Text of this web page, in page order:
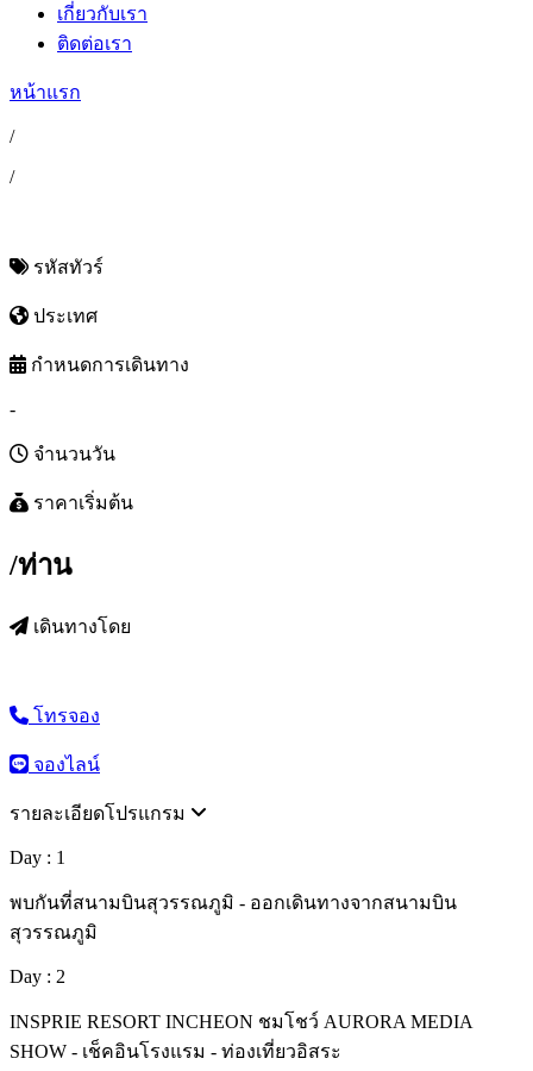
เกี่ยวกับเรา
ติดต่อเรา
หน้าแรก
/
/
รหัสทัวร์
ประเทศ
กำหนดการเดินทาง
-
จำนวนวัน
ราคาเริ่มต้น
/ท่าน
เดินทางโดย
โทรจอง
จองไลน์
รายละเอียดโปรแกรม
Day : 1
พบกันที่สนามบินสุวรรณภูมิ - ออกเดินทางจากสนามบิน
สุวรรณภูมิ
Day : 2
INSPRIE RESORT INCHEON ชมโชว์ AURORA MEDIA
SHOW - เช็คอินโรงแรม - ท่องเที่ยวอิสระ